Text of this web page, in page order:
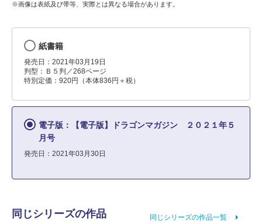
※画像は表紙及び帯等、実際とは異なる場合があります。
紙書籍
発売日：2021年03月19日
判型：Ｂ５判／268ページ
特別定価：920円（本体836円＋税）
電子版：【電子版】ドラゴンマガジン ２０２１年５
月号
発売日：2021年03月30日
同じシリーズの作品 同じシリーズの作品一覧